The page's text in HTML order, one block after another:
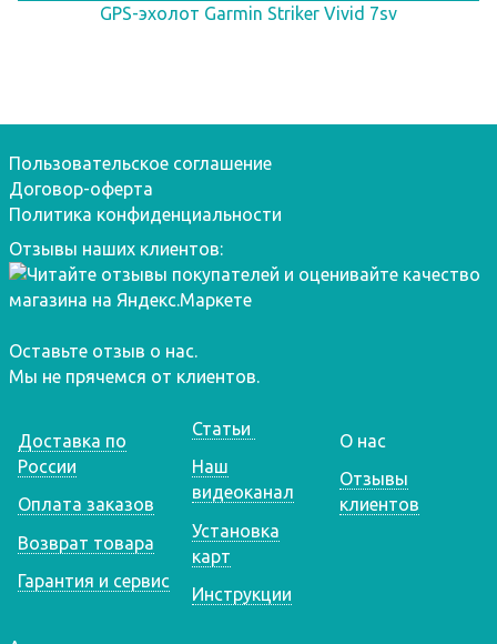
GPS-эхолот Garmin Striker Vivid 7sv
Пользовательское соглашение
Договор-оферта
Политика конфиденциальности
Отзывы наших клиентов:
Оставьте отзыв о нас.
Мы не прячемся от клиентов.
Доставка по
России
Оплата заказов
Возврат товара
Гарантия и сервис
Статьи
Наш
видеоканал
Установка
карт
Инструкции
О нас
Отзывы
клиентов